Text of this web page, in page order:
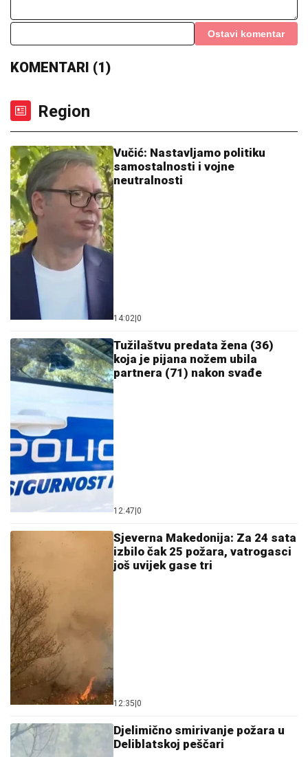
Ostavi komentar
KOMENTARI (1)
Region
Vučić: Nastavljamo politiku
samostalnosti i vojne
neutralnosti
14:02 0
Tužilaštvu predata žena (36)
koja je pijana nožem ubila
partnera (71) nakon svađe
12:47 0
Sjeverna Makedonija: Za 24 sata
izbilo čak 25 požara, vatrogasci
još uvijek gase tri
12:35 0
Djelimično smirivanje požara u
Deliblatskoj peščari